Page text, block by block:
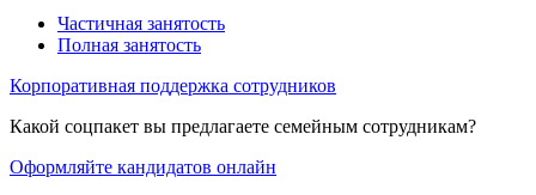
Частичная занятость
Полная занятость
Корпоративная поддержка сотрудников
Какой соцпакет вы предлагаете семейным сотрудникам?
Оформляйте кандидатов онлайн